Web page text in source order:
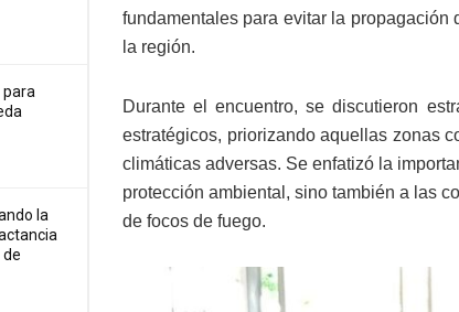
la
fundamentales para evitar la
la región.
Durante el encuentro, se discutieron
estratégicos, priorizando aquellas zonas
climáticas adversas. Se enfatizó la
protección ambiental, sino también a las
de focos de fuego.